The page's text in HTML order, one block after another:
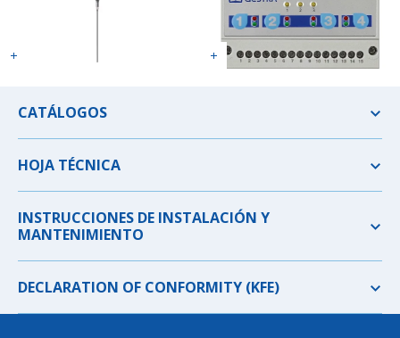
CATÁLOGOS
HOJA TÉCNICA
INSTRUCCIONES DE INSTALACIÓN Y
MANTENIMIENTO
DECLARATION OF CONFORMITY (KFE)